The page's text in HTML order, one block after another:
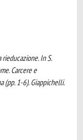
In S.
Carcere e
(pp. 1-6). Giappichelli.